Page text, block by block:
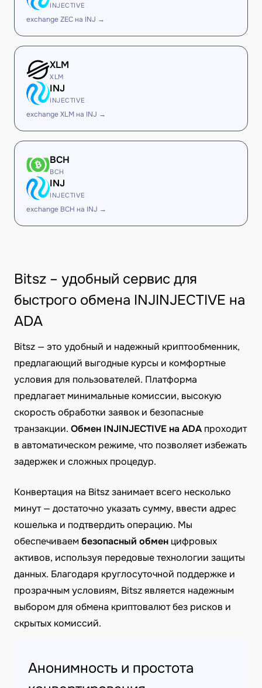
INJECTIVE
exchange ZEC на INJ →
XLM
XLM
INJ
INJECTIVE
exchange XLM на INJ →
BCH
BCH
INJ
INJECTIVE
exchange BCH на INJ →
Bitsz – удобный сервис для
быстрого обмена INJINJECTIVE на
ADA
Bitsz — это удобный и надежный криптообменник,
предлагающий выгодные курсы и комфортные
условия для пользователей. Платформа
предлагает минимальные комиссии, высокую
скорость обработки заявок и безопасные
транзакции. Обмен INJINJECTIVE на ADA проходит
в автоматическом режиме, что позволяет избежать
задержек и сложных процедур.
Конвертация на Bitsz занимает всего несколько
минут — достаточно указать сумму, ввести адрес
кошелька и подтвердить операцию. Мы
обеспечиваембезопасный обмен цифровых
активов, используя передовые технологии защиты
данных. Благодаря круглосуточной поддержке и
прозрачным условиям, Bitsz является надежным
выбором для обмена криптовалют без рисков и
скрытых комиссий.
Анонимность и простота